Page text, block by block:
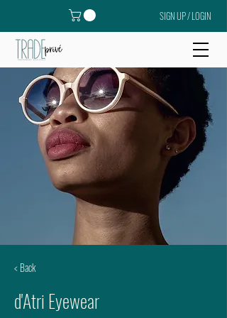
SIGN UP / LOGIN
< Back
d'Atri Eyewear